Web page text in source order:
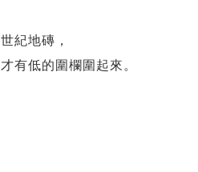
紀地磚，
有低的圍欄圍起來。